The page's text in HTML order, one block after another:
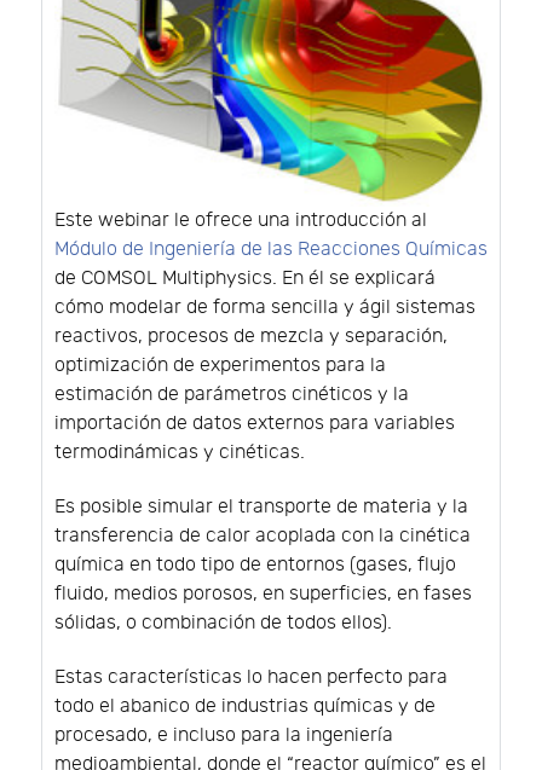
Este webinar le ofrece una introducción al
Módulo de Ingeniería de las Reacciones Químicas
de COMSOL Multiphysics. En él se explicará
cómo modelar de forma sencilla y ágil sistemas
reactivos, procesos de mezcla y separación,
optimización de experimentos para la
estimación de parámetros cinéticos y la
importación de datos externos para variables
termodinámicas y cinéticas.
Es posible simular el transporte de materia y la
transferencia de calor acoplada con la cinética
química en todo tipo de entornos (gases, flujo
fluido, medios porosos, en superficies, en fases
sólidas, o combinación de todos ellos).
Estas características lo hacen perfecto para
todo el abanico de industrias químicas y de
procesado, e incluso para la ingeniería
medioambiental, donde el “reactor químico” es el